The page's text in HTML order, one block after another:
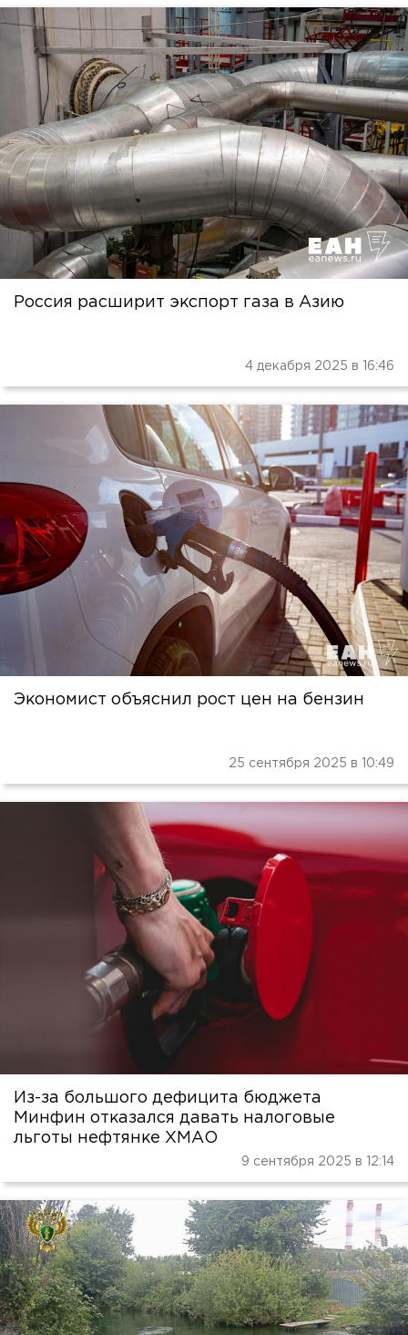
Россия расширит экспорт газа в Азию
4 декабря 2025 в 16:46
Экономист объяснил рост цен на бензин
25 сентября 2025 в 10:49
Из-за большого дефицита бюджета
Минфин отказался давать налоговые
льготы нефтянке ХМАО
9 сентября 2025 в 12:14